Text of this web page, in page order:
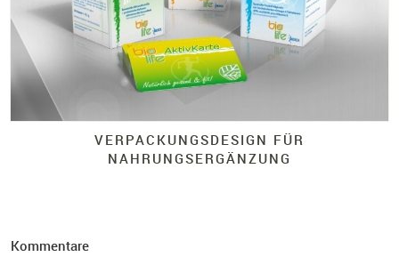
VERPACKUNGSDESIGN FÜR
NAHRUNGSERGÄNZUNG
Kommentare